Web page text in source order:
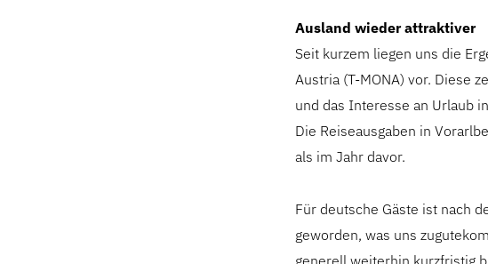
Ausland wieder attraktiver
Seit kurzem liegen uns die
Austria (T-MONA) vor. Diese
und das Interesse an Urlaub
Die Reiseausgaben in
als im Jahr davor.
Für deutsche Gäste ist nach
geworden, was uns
generell weiterhin kurzfristig